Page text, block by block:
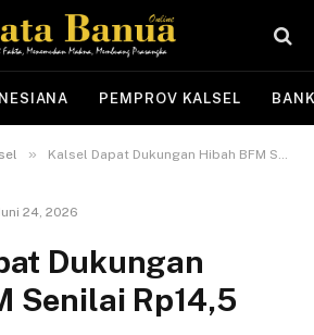
PEMPROV KALSEL
» Kalsel Dapat Dukungan Hibah BFM Senilai Rp14,5 Miliar
24, 2026
Dukungan
Senilai Rp14,5